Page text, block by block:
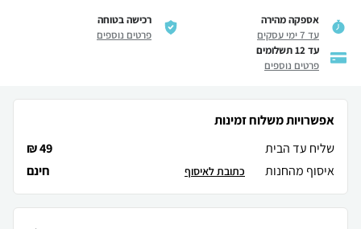
אספקה מהירה
עד 7 ימי עסקים
רכישה בטוחה
פרטים נוספים
עד 12 תשלומים
פרטים נוספים
אפשרויות משלוח זמינות
שליח עד הבית
49 ₪
איסוף מהחנות
חינם כתובת לאיסוף